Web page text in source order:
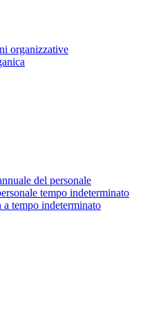
organizzative
del personale
tempo indeterminato
a tempo indeterminato